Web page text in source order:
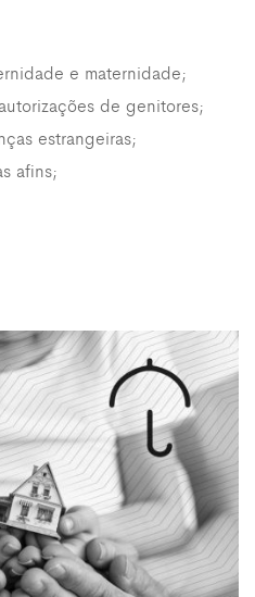
e maternidade;
de genitores;
estrangeiras;
afins;